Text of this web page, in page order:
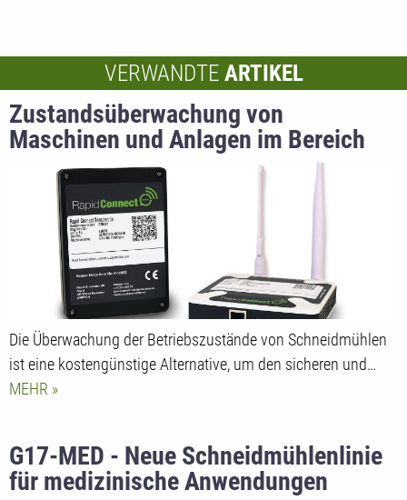
VERWANDTE ARTIKEL
Zustandsüberwachung von
Maschinen und Anlagen im Bereich
Kunststoffzerkleinerung und
Recycling
Die Überwachung der Betriebszustände von Schneidmühlen
ist eine kostengünstige Alternative, um den sicheren und…
MEHR
G17-MED - Neue Schneidmühlenlinie
für medizinische Anwendungen